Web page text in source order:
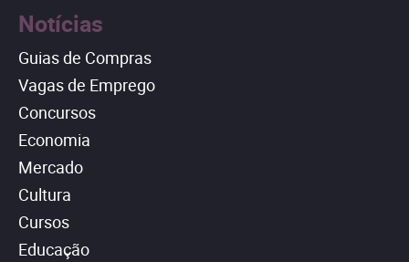
Notícias
Guias de Compras
Vagas de Emprego
Concursos
Economia
Mercado
Cultura
Cursos
Educação